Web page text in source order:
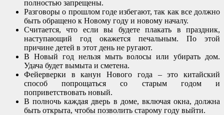
полностью запрещены.
Разговоры о прошлом годе избегают, так как все должно
быть обращено к Новому году и новому началу.
Считается, что если вы будете плакать в праздник,
наступающий год окажется печальным. По этой
причине детей в этот день не ругают.
В Новый год нельзя мыть волосы или убирать дом.
Удача будет вымыта и сметена.
Фейерверки в канун Нового года – это китайский
способ попрощаться со старым годом и
поприветствовать новый.
В полночь каждая дверь в доме, включая окна, должна
быть открыта, чтобы позволить старому году выйти.